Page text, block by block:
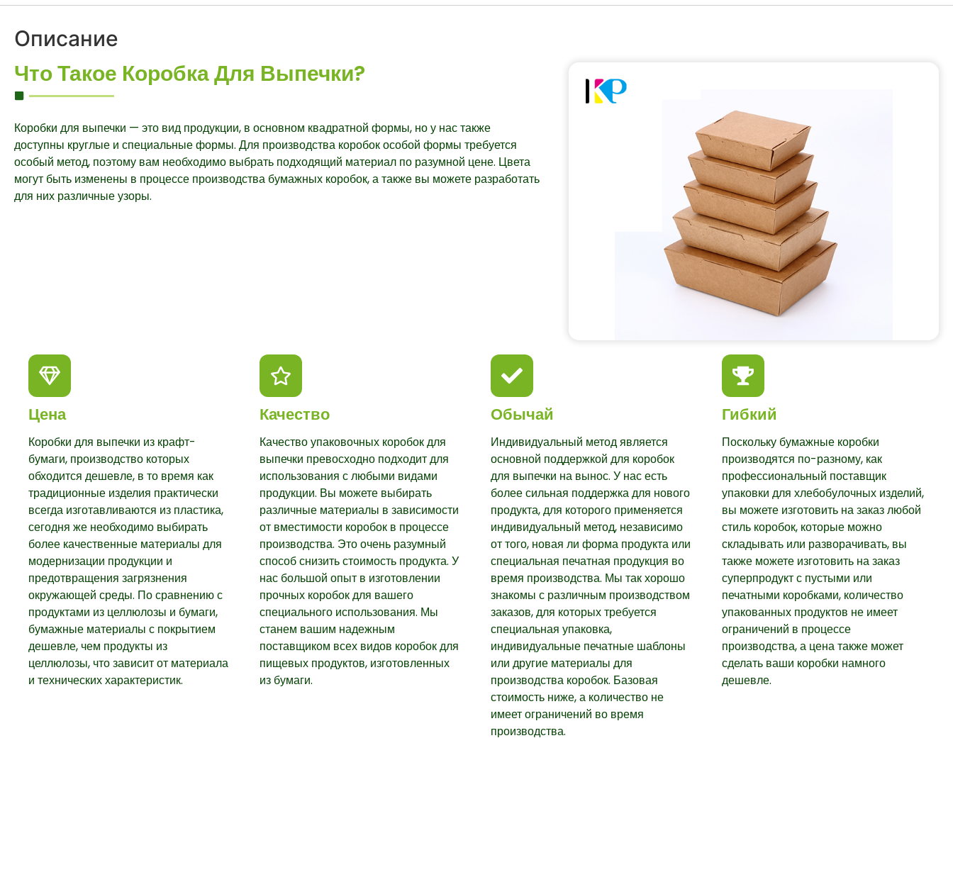
Описание
Что Такое Коробка Для Выпечки?
Коробки для выпечки — это вид продукции, в основном квадратной формы, но у нас также
доступны круглые и специальные формы. Для производства коробок особой формы требуется
особый метод, поэтому вам необходимо выбрать подходящий материал по разумной цене. Цвета
могут быть изменены в процессе производства бумажных коробок, а также вы можете разработать
для них различные узоры.
Цена
Коробки для выпечки из крафт-
бумаги, производство которых
обходится дешевле, в то время как
традиционные изделия практически
всегда изготавливаются из пластика,
сегодня же необходимо выбирать
более качественные материалы для
модернизации продукции и
предотвращения загрязнения
окружающей среды. По сравнению с
продуктами из целлюлозы и бумаги,
бумажные материалы с покрытием
дешевле, чем продукты из
целлюлозы, что зависит от материала
и технических характеристик.
Качество
Качество упаковочных коробок для
выпечки превосходно подходит для
использования с любыми видами
продукции. Вы можете выбирать
различные материалы в зависимости
от вместимости коробок в процессе
производства. Это очень разумный
способ снизить стоимость продукта. У
нас большой опыт в изготовлении
прочных коробок для вашего
специального использования. Мы
станем вашим надежным
поставщиком всех видов коробок для
пищевых продуктов, изготовленных
из бумаги.
Обычай
Индивидуальный метод является
основной поддержкой для коробок
для выпечки на вынос. У нас есть
более сильная поддержка для нового
продукта, для которого применяется
индивидуальный метод, независимо
от того, новая ли форма продукта или
специальная печатная продукция во
время производства. Мы так хорошо
знакомы с различным производством
заказов, для которых требуется
специальная упаковка,
индивидуальные печатные шаблоны
или другие материалы для
производства коробок. Базовая
стоимость ниже, а количество не
имеет ограничений во время
производства.
Гибкий
Поскольку бумажные коробки
производятся по-разному, как
профессиональный поставщик
упаковки для хлебобулочных изделий,
вы можете изготовить на заказ любой
стиль коробок, которые можно
складывать или разворачивать, вы
также можете изготовить на заказ
суперпродукт с пустыми или
печатными коробками, количество
упакованных продуктов не имеет
ограничений в процессе
производства, а цена также может
сделать ваши коробки намного
дешевле.